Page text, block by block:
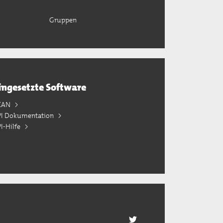
Gruppen
Software
Dokumentation
Hilfe